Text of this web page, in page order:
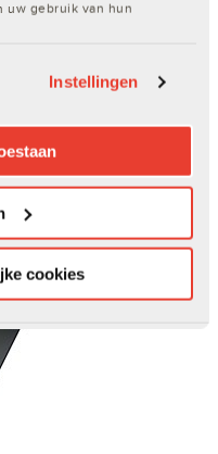
uw gebruik van hun
Instellingen
cookies
k10